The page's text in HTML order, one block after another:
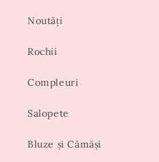
Noutăți
Rochii
Compleuri
Salopete
Bluze și Cămăși